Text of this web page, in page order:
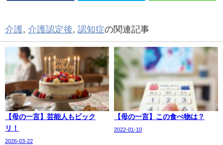
介護, 介護認定後, 認知症の関連記事
【母の一言】芸能人もビック
リ！
2026-03-22
【母の一言】この食べ物は？
2022-01-10